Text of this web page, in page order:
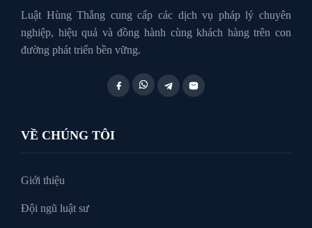
Luật Hôn Nhân Gia Đình
Luật Hùng Thắng cung cấp các dịch vụ pháp lý chuyên
nghiệp, hiệu quả và đồng hành cùng khách hàng trên con
đường phát triển bền vững.
VỀ CHÚNG TÔI
Giới thiệu
Đội ngũ luật sư